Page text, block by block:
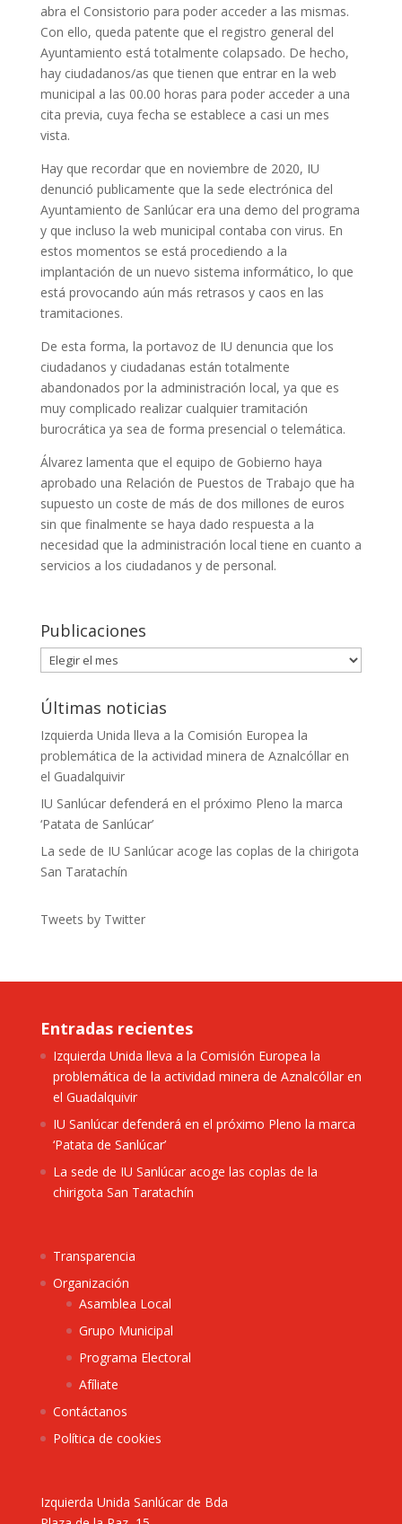
abra el Consistorio para poder acceder a las mismas.
Con ello, queda patente que el registro general del
Ayuntamiento está totalmente colapsado. De hecho,
hay ciudadanos/as que tienen que entrar en la web
municipal a las 00.00 horas para poder acceder a una
cita previa, cuya fecha se establece a casi un mes
vista.
Hay que recordar que en noviembre de 2020, IU
denunció publicamente que la sede electrónica del
Ayuntamiento de Sanlúcar era una demo del programa
y que incluso la web municipal contaba con virus. En
estos momentos se está procediendo a la
implantación de un nuevo sistema informático, lo que
está provocando aún más retrasos y caos en las
tramitaciones.
De esta forma, la portavoz de IU denuncia que los
ciudadanos y ciudadanas están totalmente
abandonados por la administración local, ya que es
muy complicado realizar cualquier tramitación
burocrática ya sea de forma presencial o telemática.
Álvarez lamenta que el equipo de Gobierno haya
aprobado una Relación de Puestos de Trabajo que ha
supuesto un coste de más de dos millones de euros
sin que finalmente se haya dado respuesta a la
necesidad que la administración local tiene en cuanto a
servicios a los ciudadanos y de personal.
Publicaciones
Publicaciones
Últimas noticias
Izquierda Unida lleva a la Comisión Europea la
problemática de la actividad minera de Aznalcóllar en
el Guadalquivir
IU Sanlúcar defenderá en el próximo Pleno la marca
‘Patata de Sanlúcar’
La sede de IU Sanlúcar acoge las coplas de la chirigota
San Taratachín
Tweets by Twitter
Entradas recientes
Izquierda Unida lleva a la Comisión Europea la
problemática de la actividad minera de Aznalcóllar en
el Guadalquivir
IU Sanlúcar defenderá en el próximo Pleno la marca
‘Patata de Sanlúcar’
La sede de IU Sanlúcar acoge las coplas de la
chirigota San Taratachín
Transparencia
Organización
Asamblea Local
Grupo Municipal
Programa Electoral
Afíliate
Contáctanos
Política de cookies
Izquierda Unida Sanlúcar de Bda